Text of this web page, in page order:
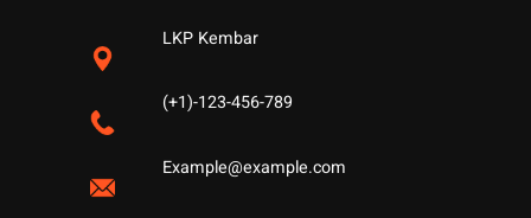
LKP Kembar
(+1)-123-456-789
Example@example.com